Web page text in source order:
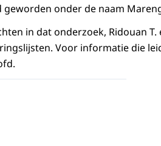
geworden onder de naam
in dat onderzoek, Ridouan T.
Voor informatie die